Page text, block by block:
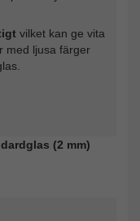
vilket kan ge vita
med ljusa färger
(2 mm)